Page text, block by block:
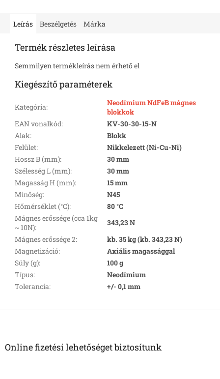
Leírás Beszélgetés Márka
Termék részletes leírása
Semmilyen termékleírás nem érhető el
Kiegészítő paraméterek
Kategória:
Neodímium NdFeB mágnes
blokkok
EAN vonalkód:
KV-30-30-15-N
Alak:
Blokk
Felület:
Nikkelezett (Ni-Cu-Ni)
Hossz B (mm):
30 mm
Szélesség L (mm):
30 mm
Magasság H (mm):
15 mm
Minőség:
N45
Hőmérséklet (°C):
80 °C
Mágnes erőssége (cca 1kg
~ 10N):
343,23 N
Mágnes erőssége 2:
kb. 35 kg (kb. 343,23 N)
Magnetizáció:
Axiális magassággal
Súly (g):
100 g
Típus:
Neodímium
Tolerancia: +/- 0,1 mm
L
Online fizetési lehetőséget biztosítunk